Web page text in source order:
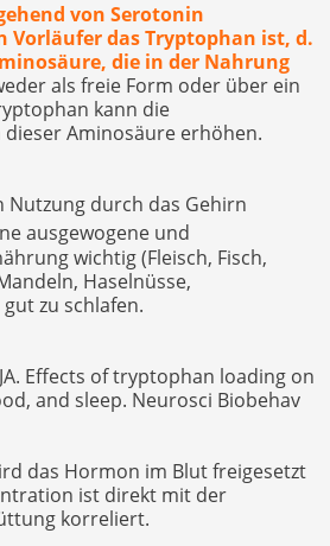
von Serotonin
Vorläufer das Tryptophan ist, d.
die in der Nahrung
als freie Form oder über ein
kann die
Aminosäure erhöhen.
Nutzung durch das Gehirn
ausgewogene und
wichtig (Fleisch, Fisch,
Haselnüsse,
zu schlafen.
Effects of tryptophan loading on
and sleep. Neurosci Biobehav
das Hormon im Blut freigesetzt
ist direkt mit der
korreliert.